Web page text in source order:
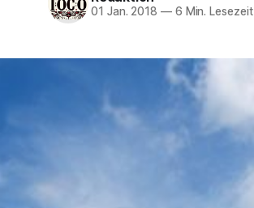
01 Jan. 2018 —6 Min. Lesezeit